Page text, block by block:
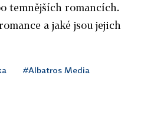
temnějších romancích.
a jaké jsou jejich
#Albatros Media